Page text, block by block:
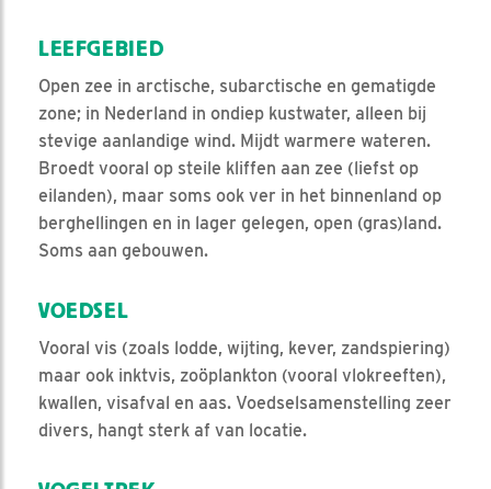
LEEFGEBIED
Open zee in arctische, subarctische en gematigde
zone; in Nederland in ondiep kustwater, alleen bij
stevige aanlandige wind. Mijdt warmere wateren.
Broedt vooral op steile kliffen aan zee (liefst op
eilanden), maar soms ook ver in het binnenland op
berghellingen en in lager gelegen, open (gras)land.
Soms aan gebouwen.
VOEDSEL
Vooral vis (zoals lodde, wijting, kever, zandspiering)
maar ook inktvis, zoöplankton (vooral vlokreeften),
kwallen, visafval en aas. Voedselsamenstelling zeer
divers, hangt sterk af van locatie.